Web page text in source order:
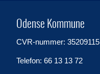
Odense Kommune
CVR-nummer: 35209115
Telefon: 66 13 13 72